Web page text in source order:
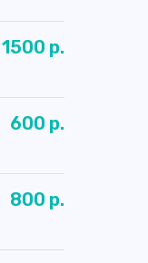
1500 р.
600 р.
800 р.